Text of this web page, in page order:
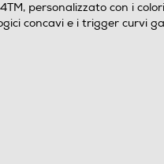
personalizzato con i
concavi e i trigger